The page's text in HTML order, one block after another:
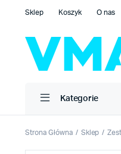
Sklep Koszyk O nas
Kategorie
Strona Główna Sklep